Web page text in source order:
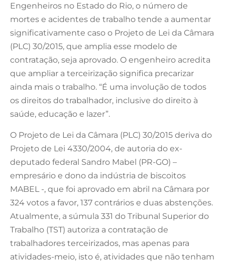
Engenheiros no Estado do Rio, o número de
mortes e acidentes de trabalho tende a aumentar
significativamente caso o Projeto de Lei da Câmara
(PLC) 30/2015, que amplia esse modelo de
contratação, seja aprovado. O engenheiro acredita
que ampliar a terceirização significa precarizar
ainda mais o trabalho. “É uma involução de todos
os direitos do trabalhador, inclusive do direito à
saúde, educação e lazer”.
O Projeto de Lei da Câmara (PLC) 30/2015 deriva do
Projeto de Lei 4330/2004, de autoria do ex-
deputado federal Sandro Mabel (PR-GO) –
empresário e dono da indústria de biscoitos
MABEL -, que foi aprovado em abril na Câmara por
324 votos a favor, 137 contrários e duas abstenções.
Atualmente, a súmula 331 do Tribunal Superior do
Trabalho (TST) autoriza a contratação de
trabalhadores terceirizados, mas apenas para
atividades-meio, isto é, atividades que não tenham